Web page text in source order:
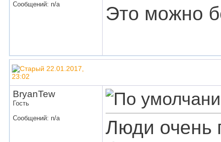
Сообщений: n/a
Это можно
22.01.2017,
23:02
BryanTew
Гость
Сообщений: n/a
Люди очень